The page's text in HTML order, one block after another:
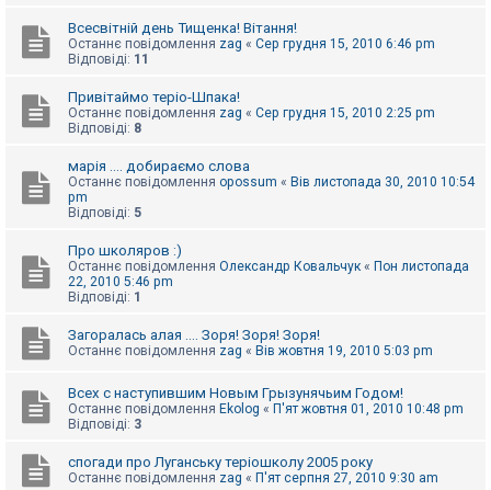
Всесвітній день Тищенка! Вітання!
Останнє повідомлення zag « Сер грудня 15, 2010 6:46 pm
Відповіді: 11
Привітаймо теріо-Шпака!
Останнє повідомлення zag « Сер грудня 15, 2010 2:25 pm
Відповіді: 8
марія .... добираємо слова
Останнє повідомлення opossum « Вів листопада 30, 2010 10:54
pm
Відповіді: 5
Про школяров :)
Останнє повідомлення Олександр Ковальчук « Пон листопада
22, 2010 5:46 pm
Відповіді: 1
Загоралась алая .... Зоря! Зоря! Зоря!
Останнє повідомлення zag « Вів жовтня 19, 2010 5:03 pm
Всех с наступившим Новым Грызунячьим Годом!
Останнє повідомлення Ekolog « П'ят жовтня 01, 2010 10:48 pm
Відповіді: 3
спогади про Луганську теріошколу 2005 року
Останнє повідомлення zag « П'ят серпня 27, 2010 9:30 am